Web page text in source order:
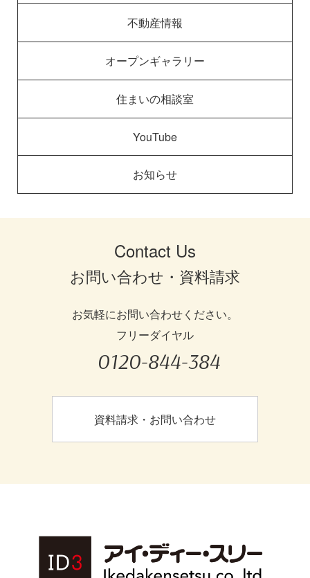
不動産情報
オープンギャラリー
住まいの相談室
YouTube
お知らせ
Contact Us
お問い合わせ・資料請求
お気軽にお問い合わせください。
フリーダイヤル
0120-844-384
資料請求・お問い合わせ